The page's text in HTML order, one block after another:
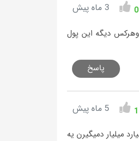
0 3 ماه پیش
دیگه این پول
پاسخ
1 5 ماه پیش
میلیار دمیگیرن یه